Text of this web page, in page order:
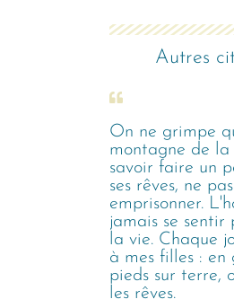
Autres
On ne grimpe
montagne de
savoir faire un
ses rêves, ne
emprisonner.
jamais se sentir
la vie. Chaque
à mes filles : en
pieds sur terre,
les rêves.